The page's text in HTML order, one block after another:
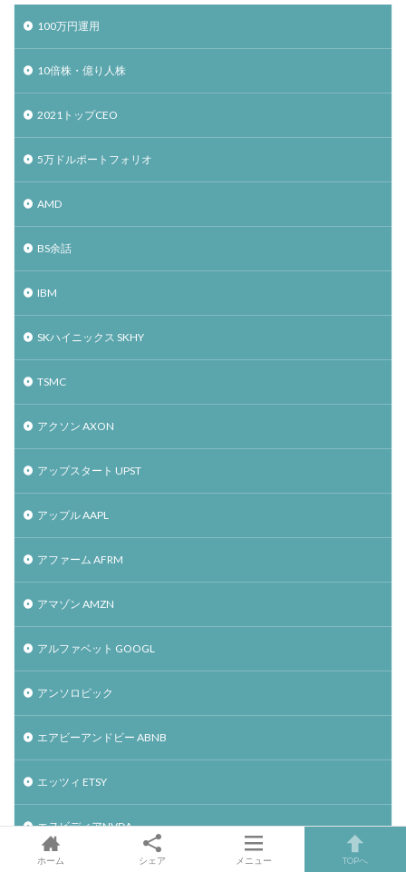
100万円運用
10倍株・億り人株
2021トップCEO
5万ドルポートフォリオ
AMD
BS余話
IBM
SKハイニックス SKHY
TSMC
アクソン AXON
アップスタート UPST
アップル AAPL
アファーム AFRM
アマゾン AMZN
アルファベット GOOGL
アンソロピック
エアビーアンドビー ABNB
エッツィ ETSY
エヌビディアNVDA
ホーム シェア メニュー TOPへ